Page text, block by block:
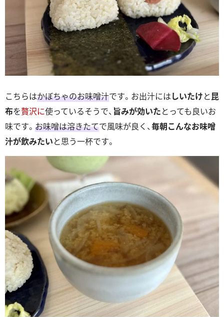
こちらはかぼちゃのお味噌汁です。お出汁にはしいたけと昆
布を贅沢に使っているそうで、 旨みが効いたとっても良いお
味です。 お味噌は溶きたてで風味が良く、毎朝こんなお味噌
汁が飲みたいと思う一杯です。